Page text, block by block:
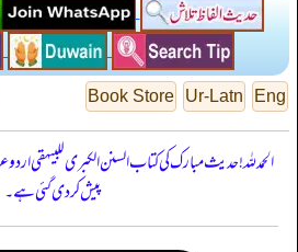
Eng
Ur-Latn
Book Store
الحمدللہ! حدیث مبارک کی کتاب السنن الكبرى للبيهقي
پیش کر دی گئی ہے۔